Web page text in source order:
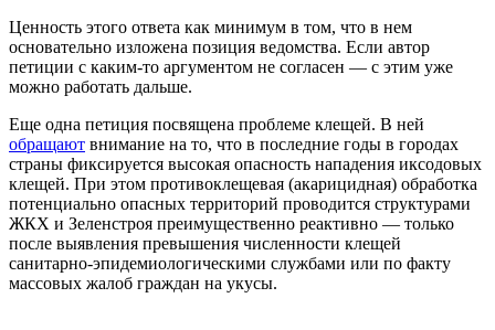
Ценность этого ответа как минимум в том, что в нем
основательно изложена позиция ведомства. Если автор
петиции с каким-то аргументом не согласен — с этим уже
можно работать дальше.
Еще одна петиция посвящена проблеме клещей. В ней
обращают внимание на то, что в последние годы в городах
страны фиксируется высокая опасность нападения иксодовых
клещей. При этом противоклещевая (акарицидная) обработка
потенциально опасных территорий проводится структурами
ЖКХ и Зеленстроя преимущественно реактивно — только
после выявления превышения численности клещей
санитарно-эпидемиологическими службами или по факту
массовых жалоб граждан на укусы.